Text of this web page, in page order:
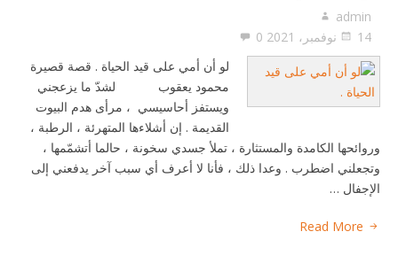
admin
14 نوفمبر، 2021
0
لو أن أمي على قيد الحياة . قصة قصيرة
محمود يعقوب لشدّ ما يزعجني
ويستفز أحاسيسي ، مرأى هدم البيوت
القديمة . إن أشلاءها المتهرئة ، الرطبة ،
وروائحها الكامدة والمستثارة ، تملأ جسدي سخونة ، حالما أتشمّمها ،
وتجعلني اضطرب . وعدا ذلك ، فأنا لا أعرف أي سبب آخر يدفعني إلى
الإجفال …
Read More